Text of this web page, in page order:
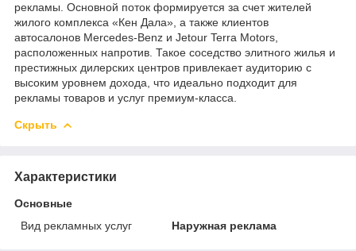
рекламы. Основной поток формируется за счет жителей
жилого комплекса «Кен Дала», а также клиентов
автосалонов Mercedes-Benz и Jetour Terra Motors,
расположенных напротив. Такое соседство элитного жилья и
престижных дилерских центров привлекает аудиторию с
высоким уровнем дохода, что идеально подходит для
рекламы товаров и услуг премиум-класса.
Скрыть
Характеристики
Основные
Вид рекламных услуг
Наружная реклама